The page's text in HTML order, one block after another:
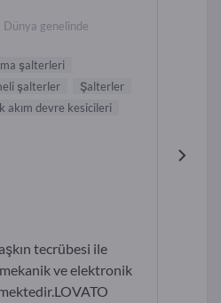
Dünya genelinde
şalterleri
şalterler
Şalterler
akım devre kesicileri
tecrübesi ile
ve elektronik